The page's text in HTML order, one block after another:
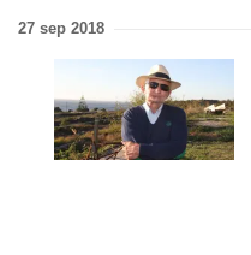
27 sep 2018